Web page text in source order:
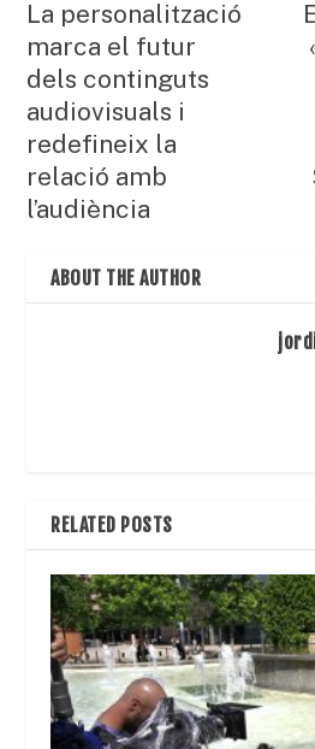
La personalització
marca el futur
dels continguts
audiovisuals i
redefineix la
relació amb
l’audiència
ABOUT THE AUTHOR
RELATED POSTS